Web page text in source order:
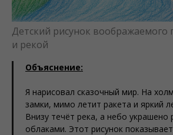
Детский рисунок воображаемого
и рекой
Объяснение:
Я нарисовал сказочный мир. На
замки, мимо летит ракета и яркий
Внизу течёт река, а небо украшено
облаками. Этот рисунок